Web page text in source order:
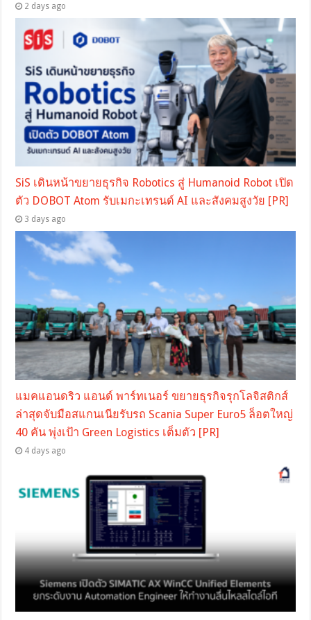
2 days ago
SiS เดินหน้าขยายธุรกิจ Robotics สู่ Humanoid Robot เปิด
ตัว DOBOT Atom รับเมกะเทรนด์ AI และสังคมสูงวัย [PR]
3 days ago
แมคแอนดริว แอนด์ พาร์ทเนอร์ ขยายธุรกิจรุกโลจิสติกส์
ล่าสุดจับมือสแกนเนียรับรถ Scania Super Euro5 ล็อตใหญ่
40 คัน พุ่งเป้า Green Logistics เต็มตัว [PR]
4 days ago